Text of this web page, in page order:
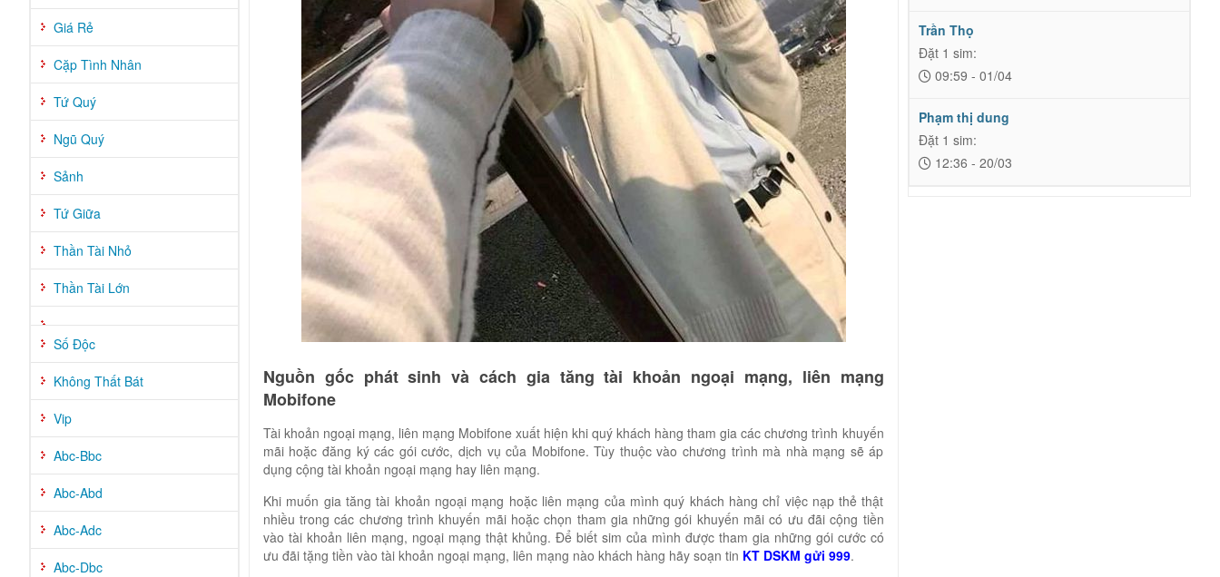
Nguồn gốc phát sinh và cách gia tăng tài khoản ngoại mạng, liên mạng
Mobifone
Tài khoản ngoại mạng, liên mạng Mobifone xuất hiện khi quý khách hàng tham gia các chương trình khuyến
mãi hoặc đăng ký các gói cước, dịch vụ của Mobifone. Tùy thuộc vào chương trình mà nhà mạng sẽ áp
dụng cộng tài khoản ngoại mạng hay liên mạng.
Khi muốn gia tăng tài khoản ngoại mạng hoặc liên mạng của mình quý khách hàng chỉ việc nạp thẻ thật
nhiều trong các chương trình khuyến mãi hoặc chọn tham gia những gói khuyến mãi có ưu đãi cộng tiền
vào tài khoản liên mạng, ngoại mạng thật khủng. Để biết sim của mình được tham gia những gói cước có
ưu đãi tặng tiền vào tài khoản ngoại mạng, liên mạng nào khách hàng hãy soạn tin KT DSKM gửi 999.
Giá Rẻ
Cặp Tình Nhân
Tứ Quý
Ngũ Quý
Sảnh
Tứ Giữa
Thần Tài Nhỏ
Thần Tài Lớn
Số Độc
Không Thất Bát
Vip
Abc-Bbc
Abc-Abd
Abc-Adc
Abc-Dbc
Trần Thọ
Đặt 1 sim:
09:59 - 01/04
Phạm thị dung
Đặt 1 sim:
12:36 - 20/03